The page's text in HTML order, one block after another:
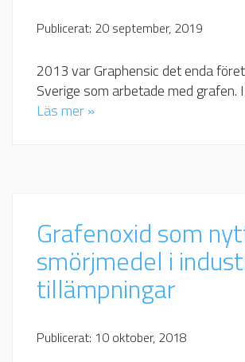
Publicerat: 20 september, 2019
2013 var Graphensic det enda
Sverige som arbetade med grafen.
Läs mer »
Grafenoxid som
smörjmedel i
tillämpningar
Publicerat: 10 oktober, 2018